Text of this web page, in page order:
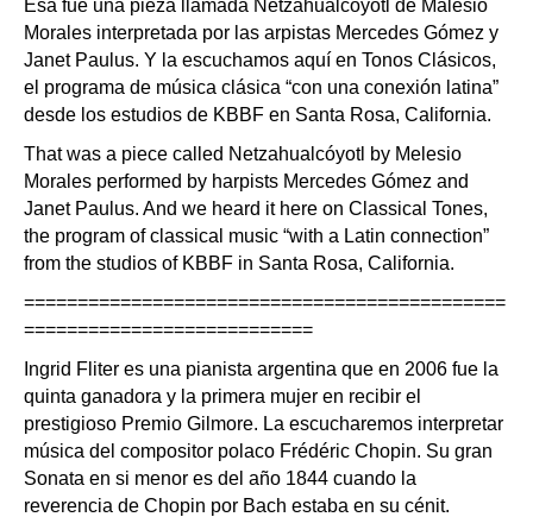
Esa fue una pieza llamada Netzahualcóyotl de Malesio
Morales interpretada por las arpistas Mercedes Gómez y
Janet Paulus. Y la escuchamos aquí en Tonos Clásicos,
el programa de música clásica “con una conexión latina”
desde los estudios de KBBF en Santa Rosa, California.
That was a piece called Netzahualcóyotl by Melesio
Morales performed by harpists Mercedes Gómez and
Janet Paulus. And we heard it here on Classical Tones,
the program of classical music “with a Latin connection”
from the studios of KBBF in Santa Rosa, California.
=============================================
===========================
Ingrid Fliter es una pianista argentina que en 2006 fue la
quinta ganadora y la primera mujer en recibir el
prestigioso Premio Gilmore. La escucharemos interpretar
música del compositor polaco Frédéric Chopin. Su gran
Sonata en si menor es del año 1844 cuando la
reverencia de Chopin por Bach estaba en su cénit.